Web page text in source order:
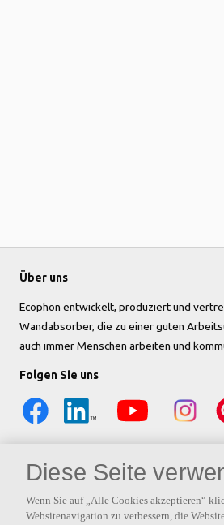
Über uns
Ecophon entwickelt, produziert und
Wandabsorber, die zu einer guten
auch immer Menschen arbeiten und
Folgen Sie uns
Diese Seite
Wenn Sie auf „Alle Cookies akzeptieren“
Websitenavigation zu verbessern, die